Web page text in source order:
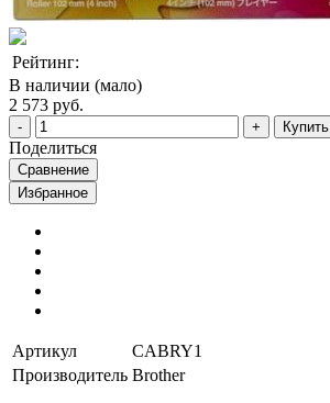
Рейтинг:
В наличии (мало)
2 573 руб.
Купить
Поделиться
Сравнение
Избранное
Артикул
CABRY1
Производитель Brother